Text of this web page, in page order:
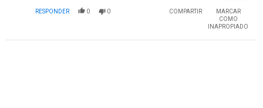
RESPONDER 0 0 COMPARTIR
MARCAR
COMO
INAPROPIADO